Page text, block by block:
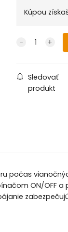
Kúpou
Sledovať
produkt
počas
ON/OFF